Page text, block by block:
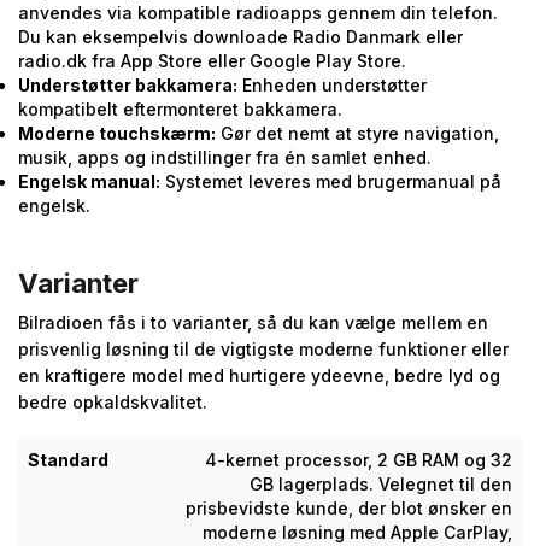
anvendes via kompatible radioapps gennem din telefon.
Du kan eksempelvis downloade Radio Danmark eller
radio.dk fra App Store eller Google Play Store.
Understøtter bakkamera: Enheden understøtter
kompatibelt eftermonteret bakkamera.
Moderne touchskærm: Gør det nemt at styre navigation,
musik, apps og indstillinger fra én samlet enhed.
Engelsk manual: Systemet leveres med brugermanual på
engelsk.
Varianter
Bilradioen fås i to varianter, så du kan vælge mellem en
prisvenlig løsning til de vigtigste moderne funktioner eller
en kraftigere model med hurtigere ydeevne, bedre lyd og
bedre opkaldskvalitet.
Standard
4-kernet processor, 2 GB RAM og 32
GB lagerplads. Velegnet til den
prisbevidste kunde, der blot ønsker en
moderne løsning med Apple CarPlay,